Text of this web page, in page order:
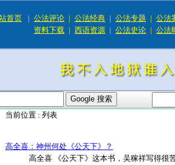
首页 | 公法评论 | 公法经典 | 公法专题 | 公法
资料下载 | 西语资源 | 公法史论 | 公法
当前位置 : 列表
高全喜：神州何处《公天下》？
高全喜 《公天下》这本书，吴稼祥写得很